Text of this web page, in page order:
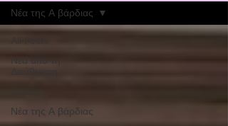
Νεα από τη
Διεύθυνση
Νέα της Α βάρδιας
Νέα της Α βάρδιας